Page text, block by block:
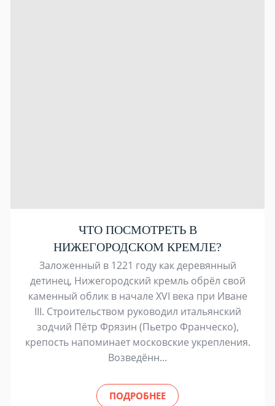
ЧТО ПОСМОТРЕТЬ В
НИЖЕГОРОДСКОМ КРЕМЛЕ?
Заложенный в 1221 году как деревянный
детинец, Нижегородский кремль обрёл свой
каменный облик в начале XVI века при Иване
III. Строительством руководил итальянский
зодчий Пётр Фрязин (Пьетро Франческо),
крепость напоминает московские укрепления.
Возведённ...
ПОДРОБНЕЕ